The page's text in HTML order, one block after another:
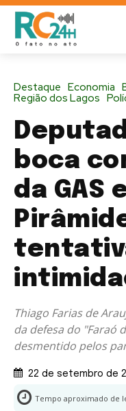
Destaque Economia
Região dos Lagos
boca
da GAS
Thiago Farias de
da defesa do "Faraó
desmentido pelos
22 de setembro de
Tempo aproximado de